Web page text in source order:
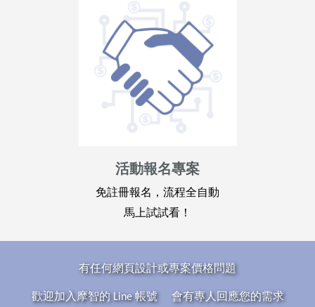
活動報名專案
免註冊報名，流程全自動
馬上試試看！
有任何網頁設計或專案價格問題
歡迎加入摩智的 Line 帳號 會有專人回應您的需求